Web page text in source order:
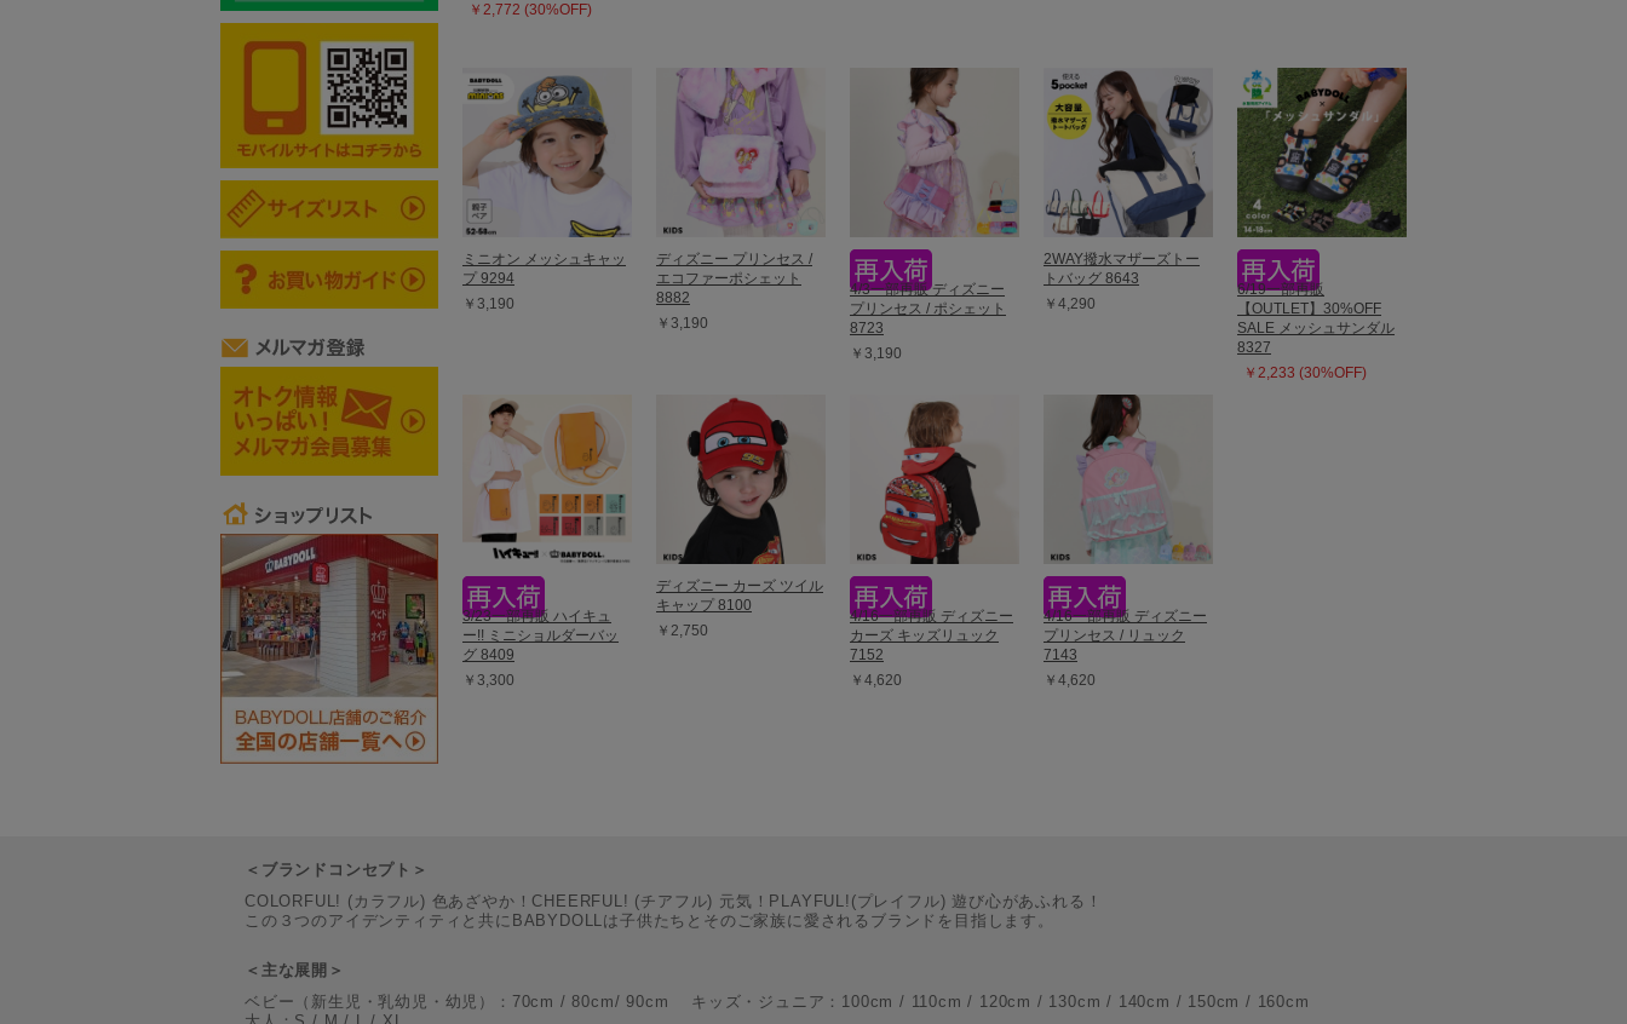
￥2,772 (30%OFF)
ミニオン メッシュキャッ
プ 9294
￥3,190
ディズニー プリンセス /
エコファーポシェット
8882
￥3,190
4/3一部再販 ディズニー
プリンセス / ポシェット
8723
￥3,190
2WAY撥水マザーズトー
トバッグ 8643
￥4,290
6/19一部再販
【OUTLET】30%OFF
SALE メッシュサンダル
8327
￥2,233 (30%OFF)
3/23一部再販 ハイキュ
ー!! ミニショルダーバッ
グ 8409
￥3,300
ディズニー カーズ ツイル
キャップ 8100
￥2,750
4/16一部再販 ディズニー
カーズ キッズリュック
7152
￥4,620
4/16一部再販 ディズニー
プリンセス / リュック
7143
￥4,620
＜ブランドコンセプト＞
COLORFUL! (カラフル) 色あざやか！CHEERFUL! (チアフル) 元気！PLAYFUL!(プレイフル) 遊び心があふれる！
この３つのアイデンティティと共にBABYDOLLは子供たちとそのご家族に愛されるブランドを目指します。
＜主な展開＞
ベビー（新生児・乳幼児・幼児）：70cm / 80cm/ 90cm キッズ・ジュニア：100cm / 110cm / 120cm / 130cm / 140cm / 150cm / 160cm